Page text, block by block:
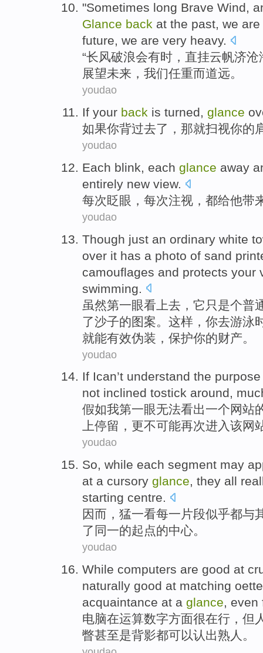
"Sometimes long Brave Wind,
Glance back at the past, we
future, we are very heavy.
“长风破浪会有时 ，直挂云帆济沧
展望未来，我们任重而道远。
youdao
If your back is turned, glance
如果你背过去了， 那就扫视你的
youdao
Each blink, each glance away
entirely new view.
每次眨眼 ，每次注视，都给他带
youdao
Though just an ordinary white
over it has a photo of sand
camouflages and protects your
swimming
虽然第一眼看上去， 它 只是个普
了沙子的图案。 这样 ， 你去游泳
就能有效伪装 ， 保护你的财产。
youdao
If Ican’t understand the purpose
not inclined tostick around,
假如我第一眼无法看出一个网站
上停留 ， 更不可能再次进入该网
youdao
So, while each segment may
at a cursory glance, they all
starting centre.
因而 ， 猛一看每一 片段似乎都与
了 同一的起点的中心。
youdao
While computers are good at
naturally good at matching
acquaintance at a glance, even
电脑在运算数字方面很在行，但
瞥甚至是背影都可以认出熟人 。